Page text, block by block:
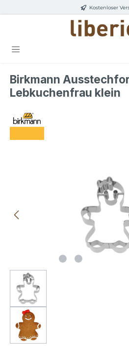
Zum Hauptinhalt springenKostenloser
Birkmann
Lebkuchenfrau klein